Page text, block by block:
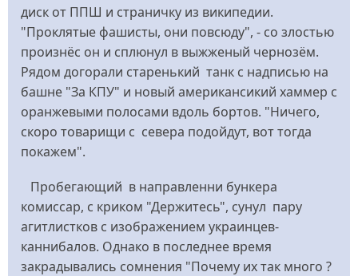
диск от ППШ и страничку из википедии.
"Проклятые фашисты, они повсюду", - со злостью
произнёс он и сплюнул в выжженый чернозём.
Рядом догорали старенький танк с надписью на
башне "За КПУ" и новый американсикий хаммер с
оранжевыми полосами вдоль бортов. "Ничего,
скоро товарищи с севера подойдут, вот тогда
покажем".
Пробегающий в направленни бункера
комиссар, с криком "Держитесь", сунул пару
агитлистков с изображением украинцев-
каннибалов. Однако в последнее время
закрадывались сомнения "Почему их так много ?